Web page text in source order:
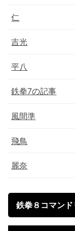
仁
吉光
平八
鉄拳7の記事
風間準
飛鳥
麗奈
鉄拳８コマン